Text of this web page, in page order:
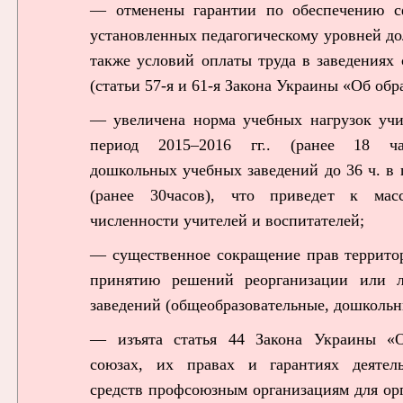
— отменены гарантии по обеспечению
установленных педагогическому уровней
также условий оплаты труда в заведениях
(статьи 57-я и 61-я Закона Украины «Об
— увеличена норма учебных нагрузок
период 2015–2016 гг.. (ранее 18
дошкольных учебных заведений до 36 ч. в
(ранее 30часов), что приведет к
численности учителей и воспитателей;
— существенное сокращение прав
принятию решений реорганизации или
заведений (общеобразовательные,
— изъята статья 44 Закона Украины
союзах, их правах и гарантиях
средств профсоюзным организациям для